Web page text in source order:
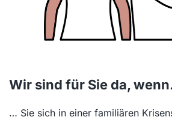
Wir sind für Sie da,
… Sie sich in einer familiären